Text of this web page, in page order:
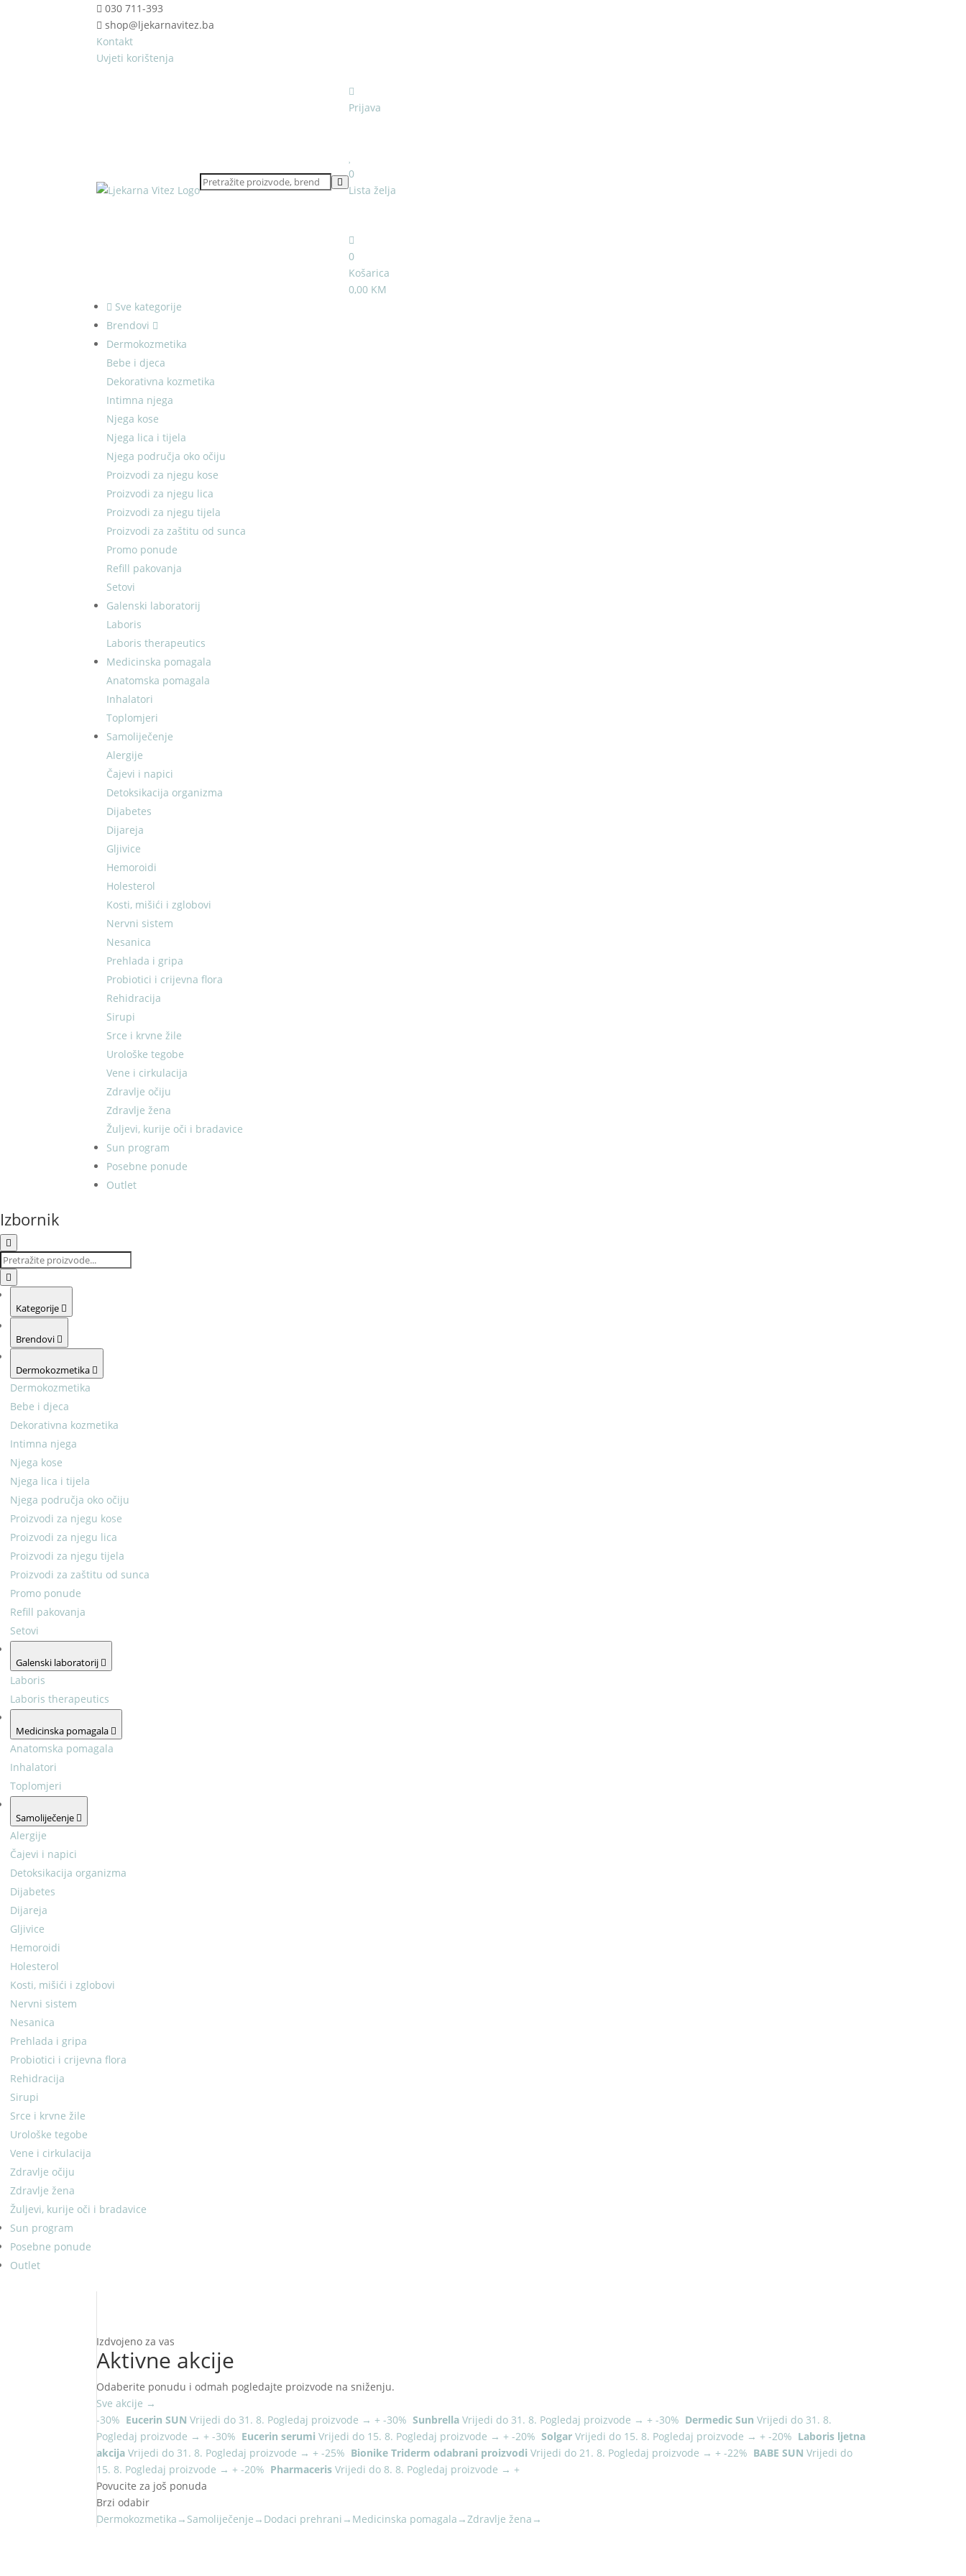
030 711-393
shop@ljekarnavitez.ba
Kontakt
Uvjeti korištenja
Prijava
0
Lista želja
0
Košarica
0,00 KM
Sve kategorije
Brendovi
Dermokozmetika
Bebe i djeca
Dekorativna kozmetika
Intimna njega
Njega kose
Njega lica i tijela
Njega područja oko očiju
Proizvodi za njegu kose
Proizvodi za njegu lica
Proizvodi za njegu tijela
Proizvodi za zaštitu od sunca
Promo ponude
Refill pakovanja
Setovi
Galenski laboratorij
Laboris
Laboris therapeutics
Medicinska pomagala
Anatomska pomagala
Inhalatori
Toplomjeri
Samoliječenje
Alergije
Čajevi i napici
Detoksikacija organizma
Dijabetes
Dijareja
Gljivice
Hemoroidi
Holesterol
Kosti, mišići i zglobovi
Nervni sistem
Nesanica
Prehlada i gripa
Probiotici i crijevna flora
Rehidracija
Sirupi
Srce i krvne žile
Urološke tegobe
Vene i cirkulacija
Zdravlje očiju
Zdravlje žena
Žuljevi, kurije oči i bradavice
Sun program
Posebne ponude
Outlet
Izbornik
Kategorije
Brendovi
Dermokozmetika
Dermokozmetika
Bebe i djeca
Dekorativna kozmetika
Intimna njega
Njega kose
Njega lica i tijela
Njega područja oko očiju
Proizvodi za njegu kose
Proizvodi za njegu lica
Proizvodi za njegu tijela
Proizvodi za zaštitu od sunca
Promo ponude
Refill pakovanja
Setovi
Galenski laboratorij
Laboris
Laboris therapeutics
Medicinska pomagala
Anatomska pomagala
Inhalatori
Toplomjeri
Samoliječenje
Alergije
Čajevi i napici
Detoksikacija organizma
Dijabetes
Dijareja
Gljivice
Hemoroidi
Holesterol
Kosti, mišići i zglobovi
Nervni sistem
Nesanica
Prehlada i gripa
Probiotici i crijevna flora
Rehidracija
Sirupi
Srce i krvne žile
Urološke tegobe
Vene i cirkulacija
Zdravlje očiju
Zdravlje žena
Žuljevi, kurije oči i bradavice
Sun program
Posebne ponude
Outlet
Izdvojeno za vas
Aktivne akcije
Odaberite ponudu i odmah pogledajte proizvode na sniženju.
Sve akcije →
-30% Eucerin SUN Vrijedi do 31. 8. Pogledaj proizvode → + -30% Sunbrella Vrijedi do 31. 8. Pogledaj proizvode → + -30% Dermedic Sun Vrijedi do 31. 8.
Pogledaj proizvode → + -30% Eucerin serumi Vrijedi do 15. 8. Pogledaj proizvode → + -20% Solgar Vrijedi do 15. 8. Pogledaj proizvode → + -20% Laboris ljetna
akcija Vrijedi do 31. 8. Pogledaj proizvode → + -25% Bionike Triderm odabrani proizvodi Vrijedi do 21. 8. Pogledaj proizvode → + -22% BABE SUN Vrijedi do
15. 8. Pogledaj proizvode → + -20% Pharmaceris Vrijedi do 8. 8. Pogledaj proizvode → +
Povucite za još ponuda
Brzi odabir
Dermokozmetika → Samoliječenje → Dodaci prehrani → Medicinska pomagala →Zdravlje žena →